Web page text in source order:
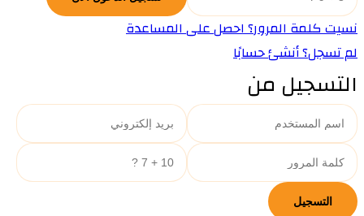
نسيت كلمة المرور؟ احصل على المساعدة
لم تسجل؟ أنشئ حسابًا
التسجيل من